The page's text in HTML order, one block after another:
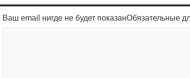
Ваш email нигде не будет показанОбязательные